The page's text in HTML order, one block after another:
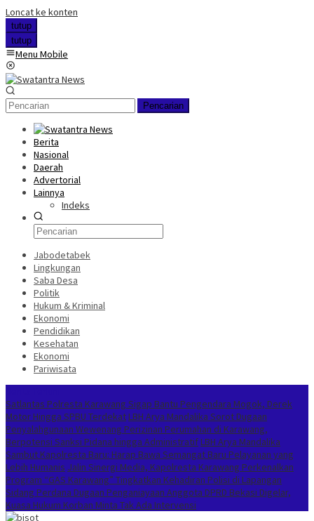
Loncat ke konten
tutup
tutup
Menu Mobile
Pencarian
Berita
Nasional
Daerah
Advertorial
Lainnya
Indeks
Jabodetabek
Lingkungan
Saba Desa
Politik
Hukum & Kriminal
Ekonomi
Pendidikan
Kesehatan
Ekonomi
Pariwisata
Satlantas Polresta Karawang Sigap Bantu Pengendara Mogok, Derek
Motor Hingga SPBU Terdekat LBH Arya Mandalika Sorot Dugaan
Penyalahgunaan Wewenang Perizinan Perumahan di Karawang,
Berpotensi Sanksi Pidana hingga Administratif LBH Arya Mandalika
Sambut Kapolresta Baru: Harap Bawa Semangat Baru Pelayanan yang
Lebih Humanis Jalin Sinergi Media, Kapolresta Karawang Perkenalkan
Program “GAS Karawang” Tingkatkan Kehadiran Polisi di Lapangan
Sidang Perdana Dugaan Penganiayaan Anggota DPRD Bekasi Digelar,
Kuasa Hukum Korban Minta Tak Ada Intervensi